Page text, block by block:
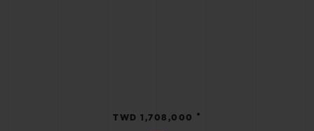
TWD 1,708,000 •